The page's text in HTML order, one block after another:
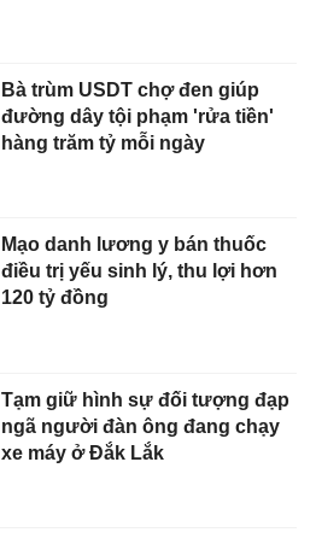
Bà trùm USDT chợ đen giúp
đường dây tội phạm 'rửa tiền'
hàng trăm tỷ mỗi ngày
Mạo danh lương y bán thuốc
điều trị yếu sinh lý, thu lợi hơn
120 tỷ đồng
Tạm giữ hình sự đối tượng đạp
ngã người đàn ông đang chạy
xe máy ở Đắk Lắk